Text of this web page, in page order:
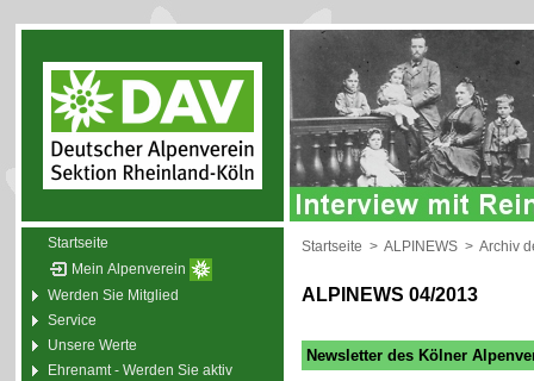
Startseite
Mein Alpenverein
Werden Sie Mitglied
Service
Unsere Werte
Ehrenamt - Werden Sie aktiv
Startseite > ALPINEWS > Archiv
ALPINEWS 04/2013
Newsletter des Kölner